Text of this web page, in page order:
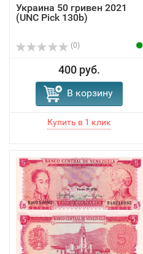
Украина 50 гривен 2021
(UNC Pick 130b)
(0)
400 руб.
В корзину